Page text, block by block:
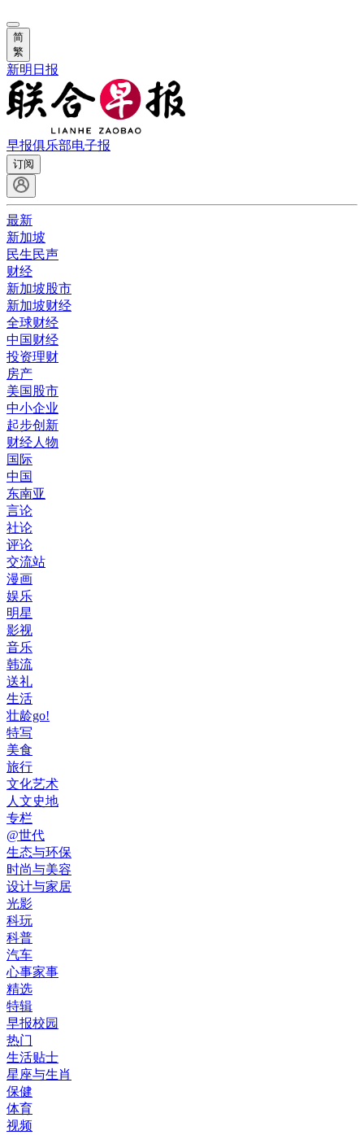
简
繁
新明日报
早报俱乐部电子报
订阅
最新
新加坡
民生民声
财经
新加坡股市
新加坡财经
全球财经
中国财经
投资理财
房产
美国股市
中小企业
起步创新
财经人物
国际
中国
东南亚
言论
社论
评论
交流站
漫画
娱乐
明星
影视
音乐
韩流
送礼
生活
壮龄go!
特写
美食
旅行
文化艺术
人文史地
专栏
@世代
生态与环保
时尚与美容
设计与家居
光影
科玩
科普
汽车
心事家事
精选
特辑
早报校园
热门
生活贴士
星座与生肖
保健
体育
视频